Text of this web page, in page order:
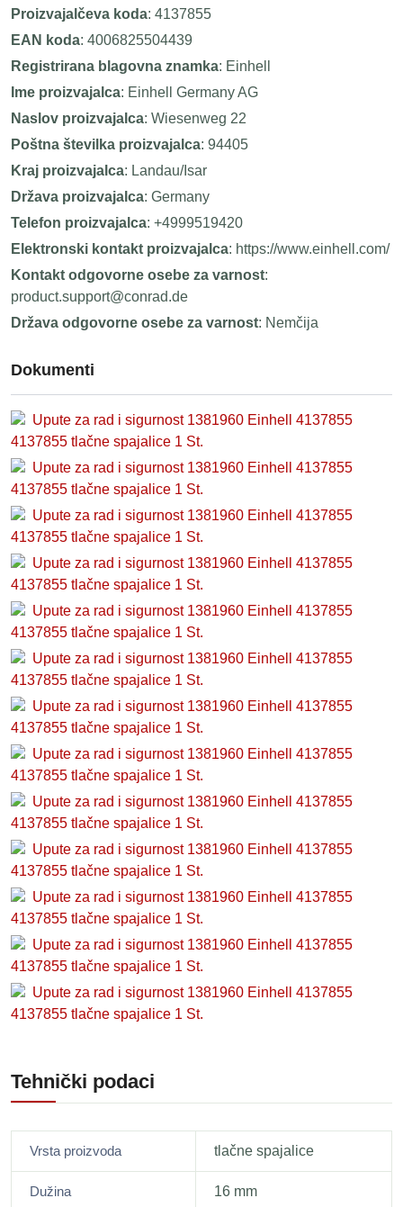
Proizvajalčeva koda: 4137855
EAN koda: 4006825504439
Registrirana blagovna znamka: Einhell
Ime proizvajalca: Einhell Germany AG
Naslov proizvajalca: Wiesenweg 22
Poštna številka proizvajalca: 94405
Kraj proizvajalca: Landau/Isar
Država proizvajalca: Germany
Telefon proizvajalca: +4999519420
Elektronski kontakt proizvajalca: https://www.einhell.com/
Kontakt odgovorne osebe za varnost:
product.support@conrad.de
Država odgovorne osebe za varnost: Nemčija
Dokumenti
Upute za rad i sigurnost 1381960 Einhell 4137855
4137855 tlačne spajalice 1 St.
Upute za rad i sigurnost 1381960 Einhell 4137855
4137855 tlačne spajalice 1 St.
Upute za rad i sigurnost 1381960 Einhell 4137855
4137855 tlačne spajalice 1 St.
Upute za rad i sigurnost 1381960 Einhell 4137855
4137855 tlačne spajalice 1 St.
Upute za rad i sigurnost 1381960 Einhell 4137855
4137855 tlačne spajalice 1 St.
Upute za rad i sigurnost 1381960 Einhell 4137855
4137855 tlačne spajalice 1 St.
Upute za rad i sigurnost 1381960 Einhell 4137855
4137855 tlačne spajalice 1 St.
Upute za rad i sigurnost 1381960 Einhell 4137855
4137855 tlačne spajalice 1 St.
Upute za rad i sigurnost 1381960 Einhell 4137855
4137855 tlačne spajalice 1 St.
Upute za rad i sigurnost 1381960 Einhell 4137855
4137855 tlačne spajalice 1 St.
Upute za rad i sigurnost 1381960 Einhell 4137855
4137855 tlačne spajalice 1 St.
Upute za rad i sigurnost 1381960 Einhell 4137855
4137855 tlačne spajalice 1 St.
Upute za rad i sigurnost 1381960 Einhell 4137855
4137855 tlačne spajalice 1 St.
Tehnički podaci
Vrsta proizvoda tlačne spajalice
Dužina 16 mm